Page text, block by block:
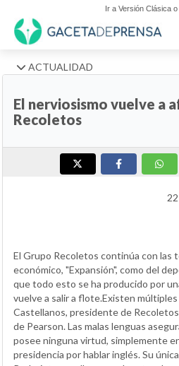
Ir a Versión Clásica
ACTUALIDAD
El nerviosismo vuelve a
Recoletos
El Grupo Recoletos continúa con las
económico, "Expansión", como del
que todo esto se ha producido por
vuelve a salir a flote.Existen
Castellanos, presidente de
de Pearson. Las malas lenguas
posee ninguna virtud, simplemente
presidencia por hablar inglés. Su